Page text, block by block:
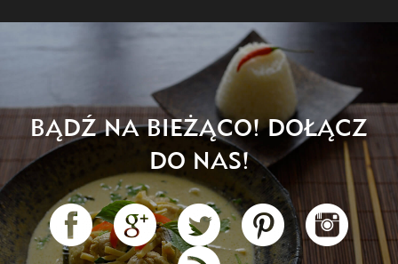
BĄDŹ NA BIEŻĄCO! DOŁĄCZ
DO NAS!